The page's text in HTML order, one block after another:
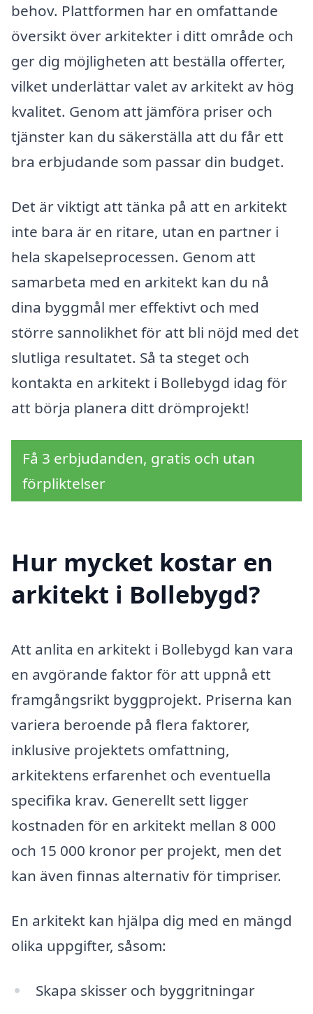
behov. Plattformen har en omfattande
översikt över arkitekter i ditt område och
ger dig möjligheten att beställa offerter,
vilket underlättar valet av arkitekt av hög
kvalitet. Genom att jämföra priser och
tjänster kan du säkerställa att du får ett
bra erbjudande som passar din budget.
Det är viktigt att tänka på att en arkitekt
inte bara är en ritare, utan en partner i
hela skapelseprocessen. Genom att
samarbeta med en arkitekt kan du nå
dina byggmål mer effektivt och med
större sannolikhet för att bli nöjd med det
slutliga resultatet. Så ta steget och
kontakta en arkitekt i Bollebygd idag för
att börja planera ditt drömprojekt!
Få 3 erbjudanden, gratis och utan
förpliktelser
Hur mycket kostar en
arkitekt i Bollebygd?
Att anlita en arkitekt i Bollebygd kan vara
en avgörande faktor för att uppnå ett
framgångsrikt byggprojekt. Priserna kan
variera beroende på flera faktorer,
inklusive projektets omfattning,
arkitektens erfarenhet och eventuella
specifika krav. Generellt sett ligger
kostnaden för en arkitekt mellan 8 000
och 15 000 kronor per projekt, men det
kan även finnas alternativ för timpriser.
En arkitekt kan hjälpa dig med en mängd
olika uppgifter, såsom:
Skapa skisser och byggritningar